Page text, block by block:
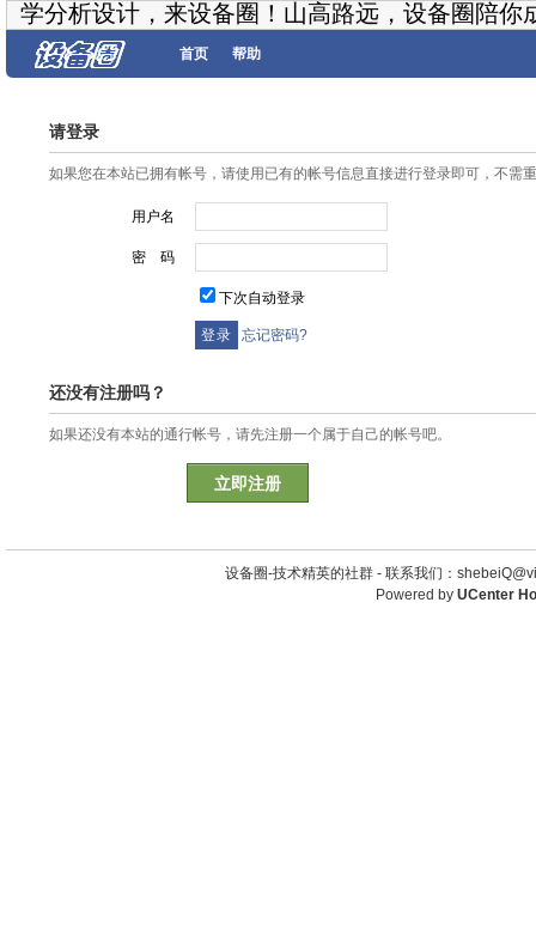
学分析设计，来设备圈！山高路远，设备圈陪你
首页 帮助
请登录
如果您在本站已拥有帐号，请使用已有的帐号信息直接进行登录即可，不需
用户名
密 码
下次自动登录
忘记密码?
还没有注册吗？
如果还没有本站的通行帐号，请先注册一个属于自己的帐号吧。
立即注册
设备圈-技术精英的社群 - 联系我们：
Powered by UCenter